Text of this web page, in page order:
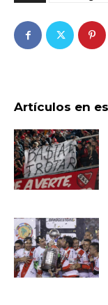
Artículos en